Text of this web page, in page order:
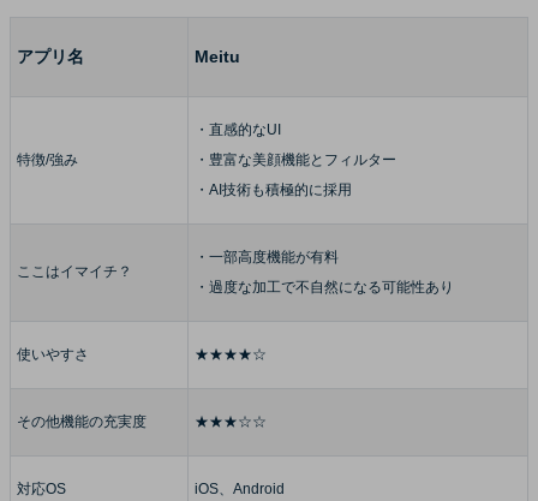
アプリ名 Meitu
特徴/強み
・直感的なUI
・豊富な美顔機能とフィルター
・AI技術も積極的に採用
ここはイマイチ？
・一部高度機能が有料
・過度な加工で不自然になる可能性あり
使いやすさ ★★★★☆
その他機能の充実度 ★★★☆☆
対応OS iOS、Android